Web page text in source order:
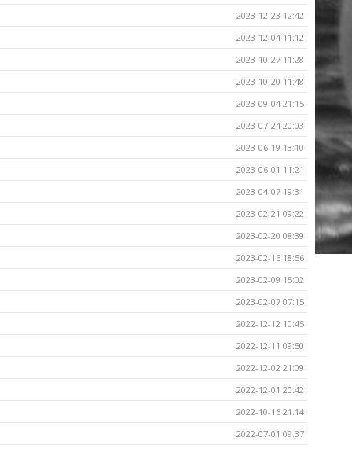
2023-12-23 12:42
2023-12-04 11:12
2023-10-27 11:28
2023-10-20 11:48
2023-09-04 21:15
2023-07-24 20:03
2023-06-19 13:10
2023-06-01 11:21
2023-04-07 19:31
2023-02-21 09:22
2023-02-20 08:39
2023-02-16 18:56
2023-02-09 15:02
2023-02-07 07:15
2022-12-12 10:45
2022-12-11 09:50
2022-12-02 21:09
2022-12-01 20:42
2022-10-16 21:14
2022-07-01 09:37